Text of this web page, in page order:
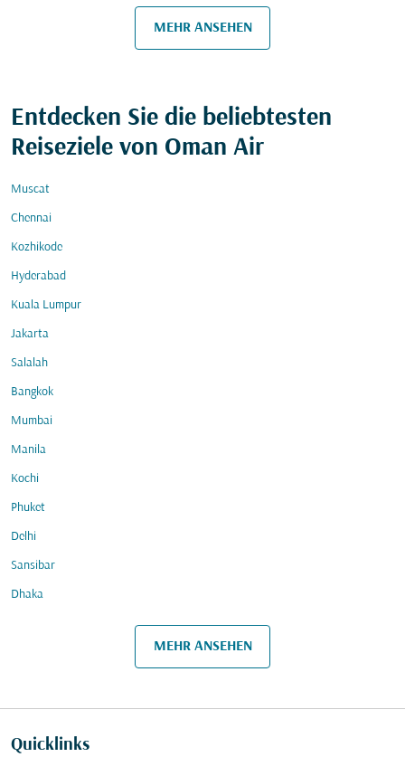
MEHR ANSEHEN
Entdecken Sie die beliebtesten
Reiseziele von Oman Air
Muscat
Chennai
Kozhikode
Hyderabad
Kuala Lumpur
Jakarta
Salalah
Bangkok
Mumbai
Manila
Kochi
Phuket
Delhi
Sansibar
Dhaka
MEHR ANSEHEN
Quicklinks